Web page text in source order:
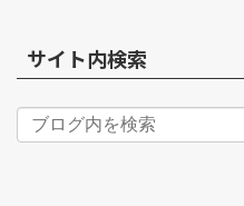
サイト内検索